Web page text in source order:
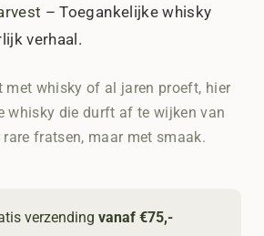
– Toegankelijke whisky
verhaal.
met whisky of al jaren proeft, hier
whisky die durft af te wijken van
fratsen, maar met smaak.
verzendingvanaf €75,-